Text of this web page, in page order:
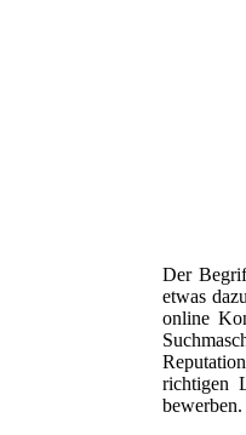
Der
etwas
online
richtigen
bewerben.